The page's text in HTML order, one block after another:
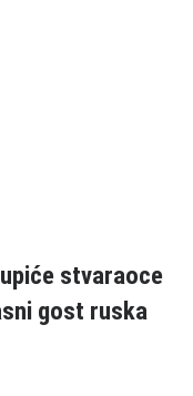
stvaraoce
gost ruska